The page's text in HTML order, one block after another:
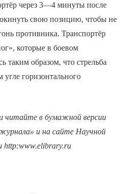
через 3—4 минуты после
свою позицию, чтобы не
противника. Транспортёр
которые в боевом
таким образом, что стрельба
горизонтального
читайте в бумажной версии
и на сайте Научной
http:www.elibrary.ru